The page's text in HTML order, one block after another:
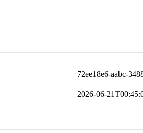
72ee18e6-aabc-
2026-06-